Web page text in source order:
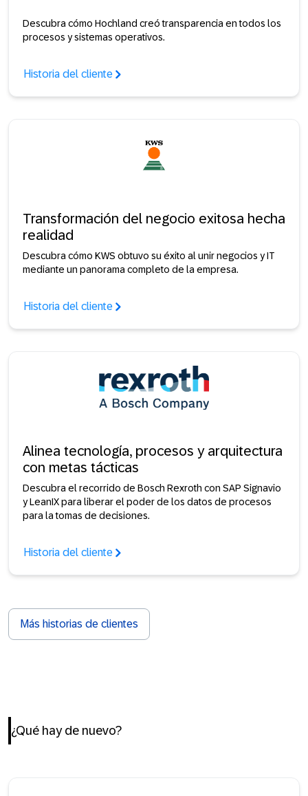
Descubra cómo Hochland creó transparencia en todos los
procesos y sistemas operativos.
Historia del cliente
Transformación del negocio exitosa hecha
realidad
Descubra cómo KWS obtuvo su éxito al unir negocios y IT
mediante un panorama completo de la empresa.
Historia del cliente
Alinea tecnología, procesos y arquitectura
con metas tácticas
Descubra el recorrido de Bosch Rexroth con SAP Signavio
y LeanIX para liberar el poder de los datos de procesos
para la tomas de decisiones.
Historia del cliente
Más historias de clientes
¿Qué hay de nuevo?